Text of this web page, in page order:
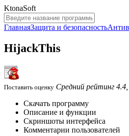
KtonaSoft
ГлавнаяЗащита и безопасность
HijackThis
Поставить оценку Средний рейтинг
Скачать программу
Описание и функции
Скриншоты интерфейса
Комментарии пользователей